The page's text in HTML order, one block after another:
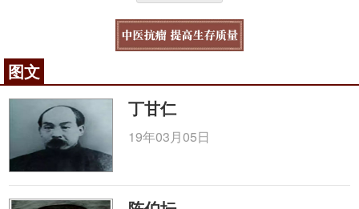
图文
丁甘仁
19年03月05日